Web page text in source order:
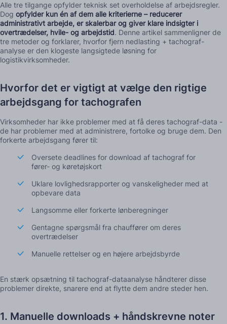
Alle tre tilgange opfylder teknisk set overholdelse af arbejdsregler.
Dog opfylder kun én af dem alle kriterierne – reducerer
administrativt arbejde, er skalerbar og giver klare indsigter i
overtrædelser, hvile- og arbejdstid. Denne artikel sammenligner de
tre metoder og forklarer, hvorfor fjern nedlasting + tachograf-
analyse er den klogeste langsigtede løsning for
logistikvirksomheder.
Hvorfor det er vigtigt at vælge den rigtige
arbejdsgang for tachografen
Virksomheder har ikke problemer med at få deres tachograf-data -
de har problemer med at administrere, fortolke og bruge dem. Den
forkerte arbejdsgang fører til:
Oversete deadlines for download af tachograf for
fører- og køretøjskort
Uklare lovlighedsrapporter og vanskeligheder med at
opbevare data
Langsomme eller forkerte lønberegninger
Gentagne spørgsmål fra chauffører om deres
overtrædelser
Manuelle rettelser og en højere arbejdsbyrde
En stærk opsætning til tachograf-dataanalyse håndterer disse
problemer direkte, snarere end at flytte dem andre steder hen.
1. Manuelle downloads + håndskrevne noter